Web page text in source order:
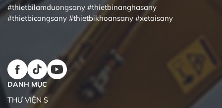
#thietbilamduongsany #thietbinanghasany
#thietbicangsany #thietbikhoansany #xetaisany
DANH MỤC
THƯ VIỆN $